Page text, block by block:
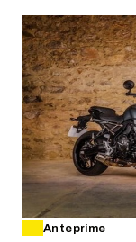
Anteprime